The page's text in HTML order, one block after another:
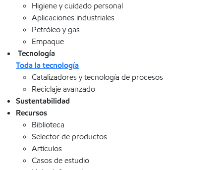
Higiene y cuidado personal
Aplicaciones industriales
Petróleo y gas
Empaque
Tecnología
Toda la tecnología
Catalizadores y tecnología de procesos
Reciclaje avanzado
Sustentabilidad
Recursos
Biblioteca
Selector de productos
Artículos
Casos de estudio